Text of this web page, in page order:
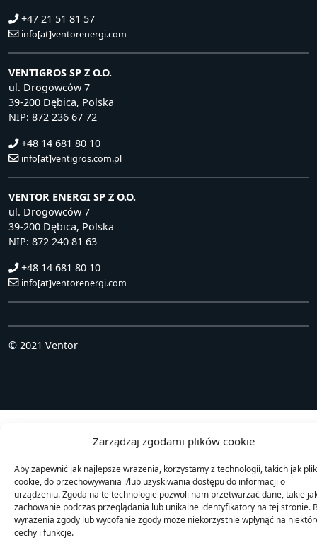
Zarządzaj zgodami plików cookie
Aby zapewnić jak najlepsze wrażenia, korzystamy z technologii, takich jak
cookie, do przechowywania i/lub uzyskiwania dostępu do informacji o
urządzeniu. Zgoda na te technologie pozwoli nam przetwarzać dane, takie
zachowanie podczas przeglądania lub unikalne identyfikatory na tej stronie.
wyrażenia zgody lub wycofanie zgody może niekorzystnie wpłynąć na
cechy i funkcje.
+47 21 51 81 57
info[at]ventorenergi.com
VENTIGROS SP Z O.O.
ul. Drogowców 7
39-200 Dębica, Polska
NIP: 872 236 67 72
+48 14 681 80 10
info[at]ventigros.com.pl
VENTOR ENERGI SP Z O.O.
ul. Drogowców 7
39-200 Dębica, Polska
NIP: 872 240 81 63
+48 14 681 80 10
info[at]ventorenergi.com
© 2021 Ventor